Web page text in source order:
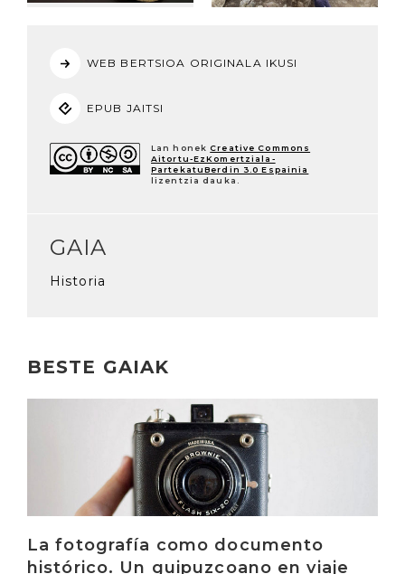
WEB BERTSIOA ORIGINALA IKUSI
EPUB JAITSI
Lan honek Creative Commons
Aitortu-EzKomertziala-
PartekatuBerdin 3.0 Espainia
lizentzia dauka.
GAIA
Historia
BESTE GAIAK
La fotografía como documento
histórico. Un guipuzcoano en viaje